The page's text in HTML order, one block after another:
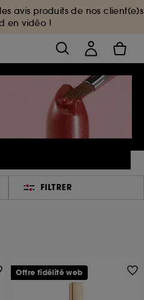
avis produits de nos client(e)s
en vidéo !
FILTRER
Offre fidélité web